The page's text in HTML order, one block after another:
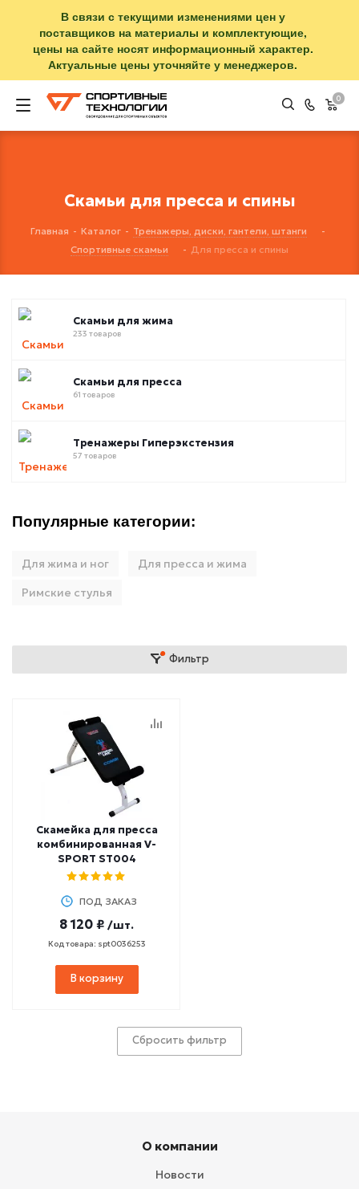
В связи с текущими изменениями цен у
поставщиков на материалы и комплектующие,
цены на сайте носят информационный характер.
Актуальные цены уточняйте у менеджеров.
0
Скамьи для пресса и спины
Главная - Каталог - Тренажеры, диски, гантели, штанги
-
Спортивные скамьи
- Для пресса и спины
Скамьи для жима
233 товаров
Скамьи для пресса
61 товаров
Тренажеры Гиперэкстензия
57 товаров
Популярные категории:
Для жима и ног
Для пресса и жима
Римские стулья
Фильтр
Скамейка для пресса
комбинированная V-
SPORT ST004
ПОД ЗАКАЗ
8 120 ₽ /шт.
Код товара: spt0036253
В корзину
Сбросить фильтр
О компании
Новости